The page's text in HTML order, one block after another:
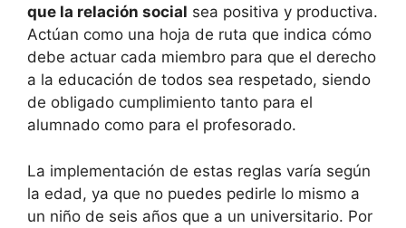
que la relación social sea positiva y productiva.
Actúan como una hoja de ruta que indica cómo
debe actuar cada miembro para que el derecho
a la educación de todos sea respetado, siendo
de obligado cumplimiento tanto para el
alumnado como para el profesorado.
La implementación de estas reglas varía según
la edad, ya que no puedes pedirle lo mismo a
un niño de seis años que a un universitario. Por